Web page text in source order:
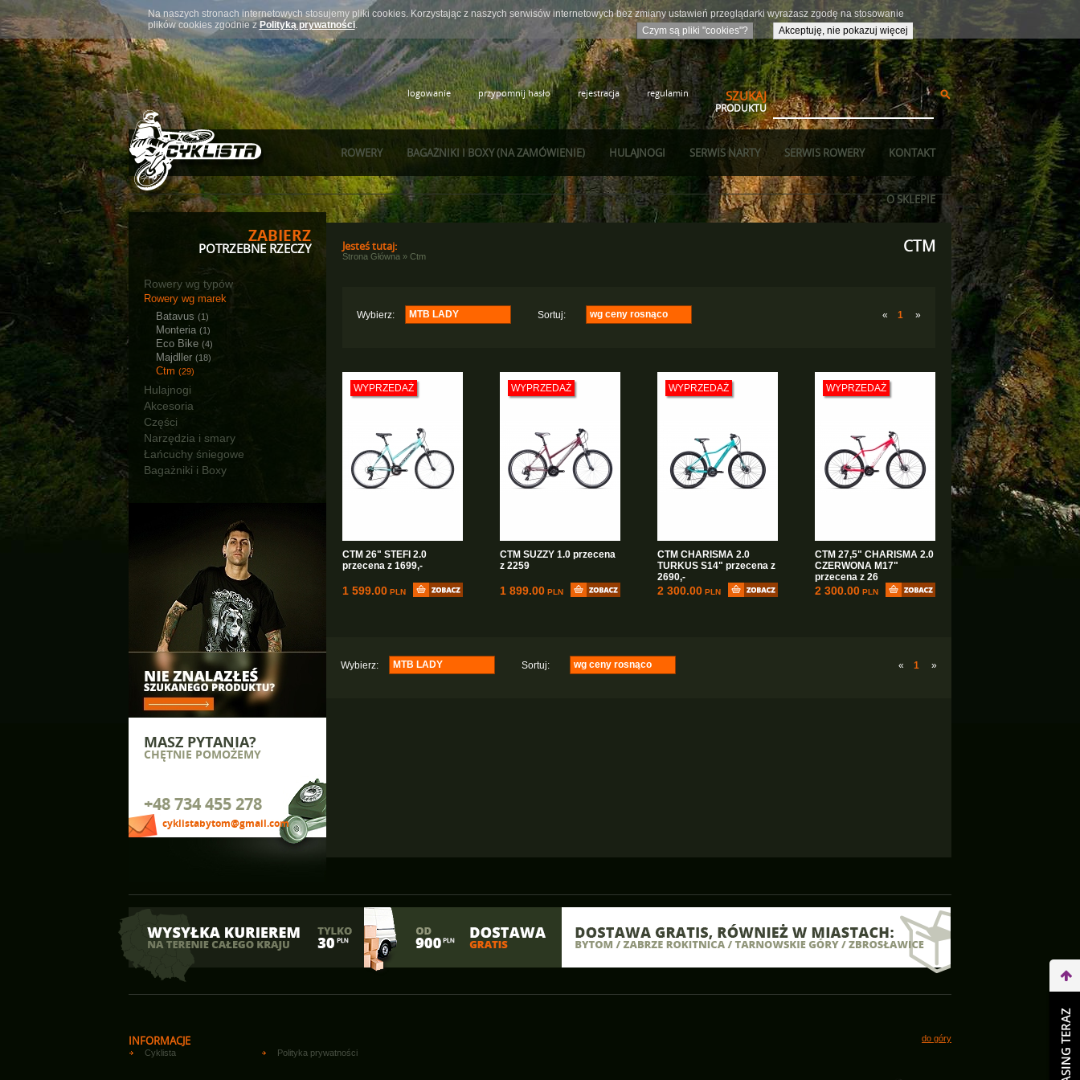
Na naszych stronach internetowych stosujemy pliki cookies. Korzystając z naszych serwisów internetowych bez zmiany ustawień przeglądarki wyrażasz zgodę na stosowanie
plików cookies zgodnie zPolityką prywatności. Akceptuję, nie pokazuj więcej
Czym są pliki "cookies"?
regulamin
rejestracja
przypomnij hasło
logowanie SZUKAJ
PRODUKTU
KONTAKT
SERWIS ROWERY
SERWIS NARTY
HULAJNOGI
BAGAŻNIKI I BOXY (NA ZAMÓWIENIE)
ROWERY
O SKLEPIE
ZABIERZ
POTRZEBNE RZECZY
Rowery wg typów
Rowery wg marek
Batavus (1)
Monteria (1)
Eco Bike (4)
Majdller (18)
Ctm (29)
Hulajnogi
Akcesoria
Części
Narzędzia i smary
Łańcuchy śniegowe
Bagażniki i Boxy
MASZ PYTANIA?
CHĘTNIE POMOŻEMY
+48 734 455 278
cyklistabytom@gmail.com
CTM
Jesteś tutaj:
Strona Główna » Ctm
Wybierz: MTB LADY
Junior 24"
MTB 26"
MTB 29er
MTB LADY
DIRT(2)
Elektryczne
Sortuj: wg ceny rosnąco
wg ceny rosnąco
wg ceny malejąco
« 1 »
WYPRZEDAŻ
CTM 26" STEFI 2.0
przecena z 1699,-
1 599.00 PLN
WYPRZEDAŻ
CTM SUZZY 1.0 przecena
z 2259
1 899.00 PLN
WYPRZEDAŻ
CTM CHARISMA 2.0
TURKUS S14" przecena z
2690,-
2 300.00 PLN
WYPRZEDAŻ
CTM 27,5" CHARISMA 2.0
CZERWONA M17"
przecena z 26
2 300.00 PLN
Wybierz: MTB LADY Sortuj: wg ceny rosnąco « 1 »
INFORMACJE
Cyklista Polityka prywatności
do góry